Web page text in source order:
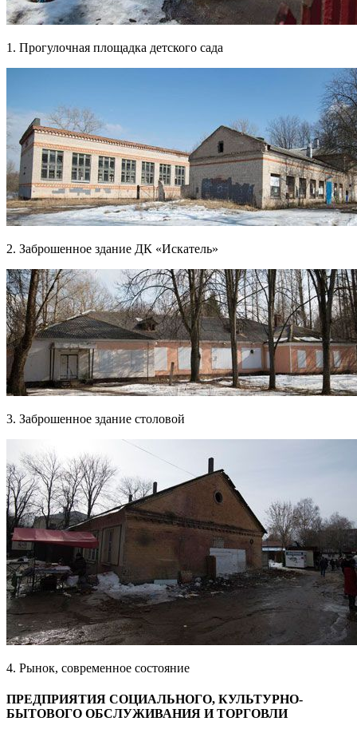
1. Прогулочная площадка детского сада
2. Заброшенное здание ДК «Искатель»
3. Заброшенное здание столовой
4. Рынок, современное состояние
ПРЕДПРИЯТИЯ СОЦИАЛЬНОГО, КУЛЬТУРНО-
БЫТОВОГО ОБСЛУЖИВАНИЯ И ТОРГОВЛИ